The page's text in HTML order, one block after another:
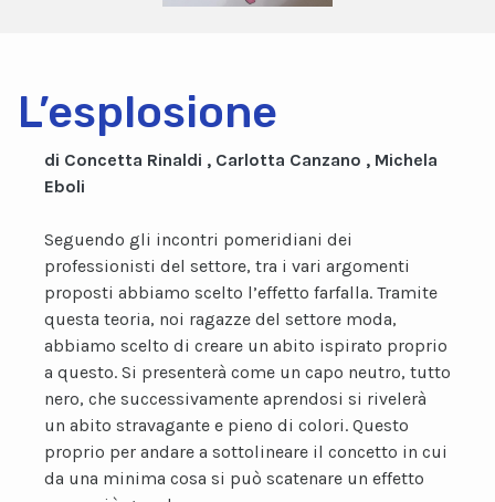
L’esplosione
di Concetta Rinaldi , Carlotta Canzano , Michela
Eboli
Seguendo gli incontri pomeridiani dei
professionisti del settore, tra i vari argomenti
proposti abbiamo scelto l’effetto farfalla. Tramite
questa teoria, noi ragazze del settore moda,
abbiamo scelto di creare un abito ispirato proprio
a questo. Si presenterà come un capo neutro, tutto
nero, che successivamente aprendosi si rivelerà
un abito stravagante e pieno di colori. Questo
proprio per andare a sottolineare il concetto in cui
da una minima cosa si può scatenare un effetto